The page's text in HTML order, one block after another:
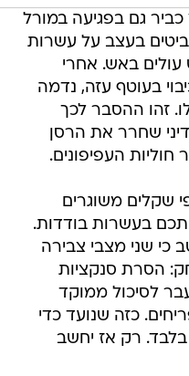
גם בפגיעה במורל
בעצב על עשרות
עולים באש. אחרי
בעוטף עזה, נדמה
זהו ההסבר לכך
שחרר את הרסן
העפיפונים.
שקלים משוגרים
בעשרות בודדות.
כי שני מצבי צבירה
הסרת סנקציות
לסיכול ממוקד
כזה שנועד כדי
רק אז יחשב